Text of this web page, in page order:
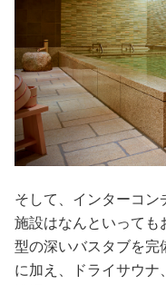
そして、インターコン
施設はなんといっても
型の深いバスタブを完
に加え、ドライサウ